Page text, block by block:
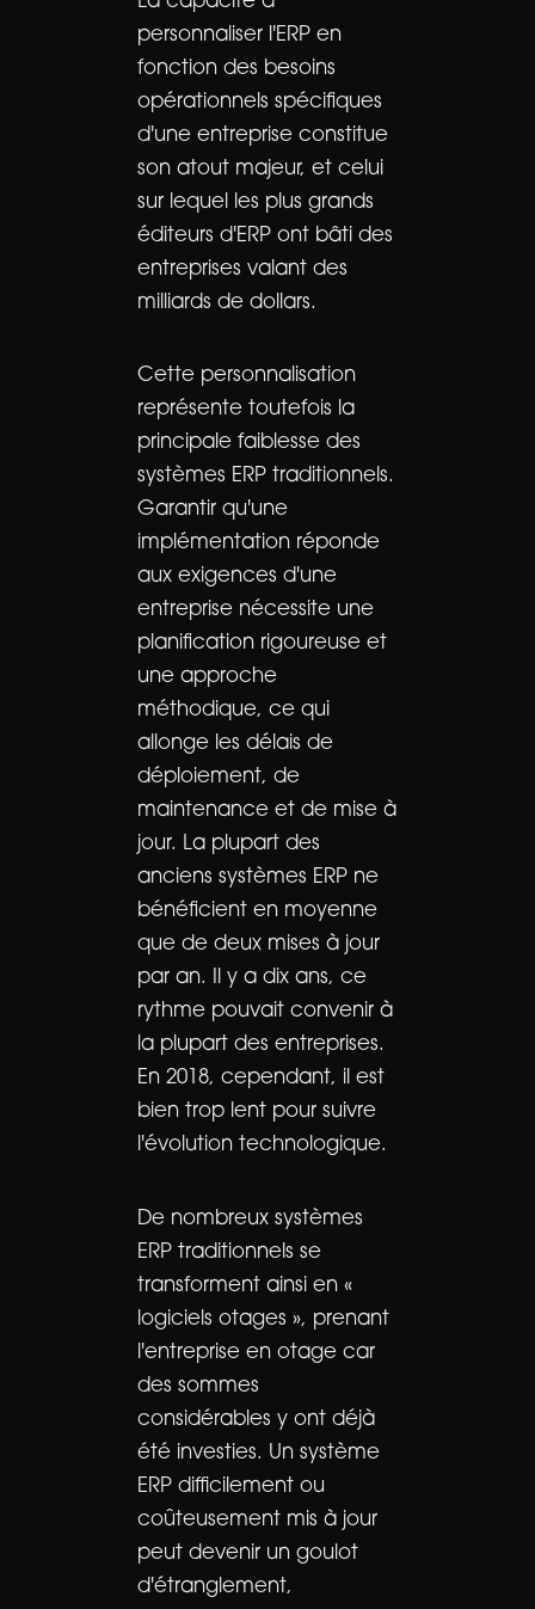
personnaliser l'ERP en
fonction des besoins
opérationnels spécifiques
d'une entreprise constitue
son atout majeur, et celui
sur lequel les plus grands
éditeurs d'ERP ont bâti des
entreprises valant des
milliards de dollars.
Cette personnalisation
représente toutefois la
principale faiblesse des
systèmes ERP traditionnels.
Garantir qu'une
implémentation réponde
aux exigences d'une
entreprise nécessite une
planification rigoureuse et
une approche
méthodique, ce qui
allonge les délais de
déploiement, de
maintenance et de mise à
jour. La plupart des
anciens systèmes ERP ne
bénéficient en moyenne
que de deux mises à jour
par an. Il y a dix ans, ce
rythme pouvait convenir à
la plupart des entreprises.
En 2018, cependant, il est
bien trop lent pour suivre
l'évolution technologique.
De nombreux systèmes
ERP traditionnels se
transforment ainsi en «
logiciels otages », prenant
l'entreprise en otage car
des sommes
considérables y ont déjà
été investies. Un système
ERP difficilement ou
coûteusement mis à jour
peut devenir un goulot
d'étranglement,